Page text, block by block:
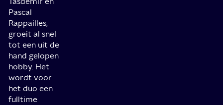
Pascal
Rappailles,
groeit al snel
tot een uit de
hand gelopen
hobby. Het
wordt voor
het duo een
fulltime